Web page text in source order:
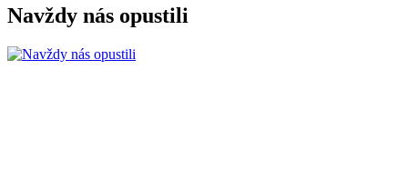
Navždy nás opustili